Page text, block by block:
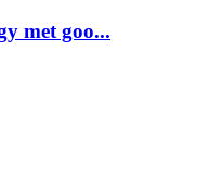
met goo...